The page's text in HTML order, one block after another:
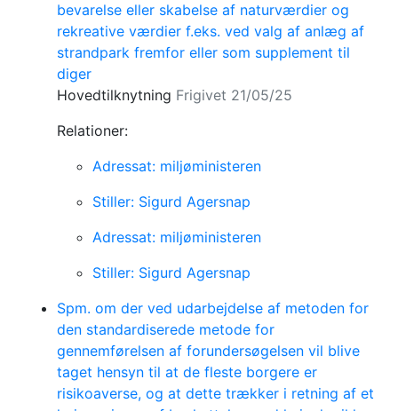
bevarelse eller skabelse af naturværdier og
rekreative værdier f.eks. ved valg af anlæg af
strandpark fremfor eller som supplement til
diger
Hovedtilknytning Frigivet 21/05/25
Relationer:
Adressat: miljøministeren
Stiller: Sigurd Agersnap
Adressat: miljøministeren
Stiller: Sigurd Agersnap
Spm. om der ved udarbejdelse af metoden for
den standardiserede metode for
gennemførelsen af forundersøgelsen vil blive
taget hensyn til at de fleste borgere er
risikoaverse, og at dette trækker i retning af et